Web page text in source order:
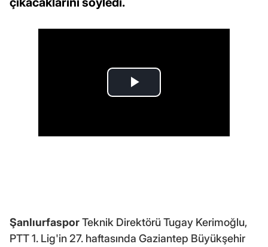
ŞanlıurfasporTeknik Direktörü Tugay Kerimoğlu,
PTT 1. Lig'in 27. haftasında Gaziantep Büyükşehir